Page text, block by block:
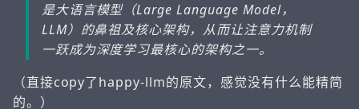
是大语言模型（Large Language Model，
LLM）的鼻祖及核心架构，从而让注意力机制
一跃成为深度学习最核心的架构之一。
（直接copy了happy-llm的原文，感觉没有什么能精简
的。）